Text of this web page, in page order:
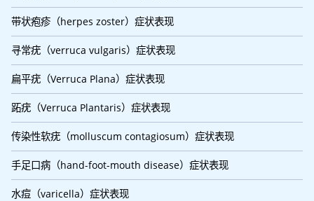
带状疱疹（herpes zoster）症状表现
寻常疣（verruca vulgaris）症状表现
扁平疣（Verruca Plana）症状表现
跖疣（Verruca Plantaris）症状表现
传染性软疣（molluscum contagiosum）症状表现
手足口病（hand-foot-mouth disease）症状表现
水痘（varicella）症状表现